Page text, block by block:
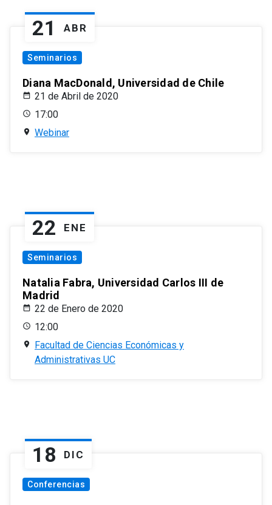
21 ABR
Seminarios
Diana MacDonald, Universidad de Chile
21 de Abril de 2020
17:00
Webinar
22 ENE
Seminarios
Natalia Fabra, Universidad Carlos III de
Madrid
22 de Enero de 2020
12:00
Facultad de Ciencias Económicas y
Administrativas UC
18 DIC
Conferencias